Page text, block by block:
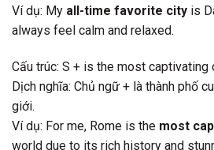
Ví dụ: My all-time favorite city is
always feel calm and relaxed.
Cấu trúc: S + is the most captivating
Dịch nghĩa: Chủ ngữ + là thành phố
giới.
Ví dụ: For me, Rome is the most
world due to its rich history and